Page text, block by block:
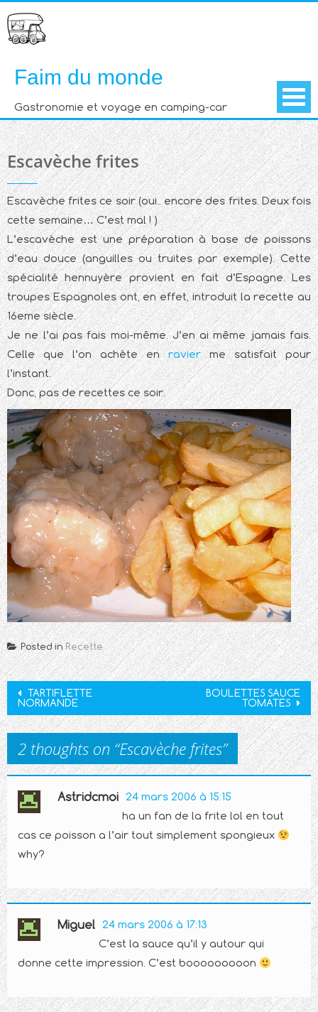
to
content
Faim du monde
Gastronomie et voyage en camping-car
Escavèche frites
Escavèche frites ce soir (oui.. encore des frites. Deux fois
cette semaine… C’est mal ! )
L’escavèche est une préparation à base de poissons
d’eau douce (anguilles ou truites par exemple). Cette
spécialité hennuyère provient en fait d’Espagne. Les
troupes Espagnoles ont, en effet, introduit la recette au
16eme siècle.
Je ne l’ai pas fais moi-même. J’en ai même jamais fais.
Celle que l’on achète enravierme satisfait pour
l’instant.
Donc, pas de recettes ce soir.
Posted inRecette
Post
navigation
TARTIFLETTE
NORMANDE
BOULETTES SAUCE
TOMATES
2 thoughts on “Escavèche frites”
Astridcmoi 24 mars 2006 à 15:15
ha un fan de la frite lol en tout
cas ce poisson a l’air tout simplement spongieux
why?
Miguel 24 mars 2006 à 17:13
C’est la sauce qu’il y autour qui
donne cette impression. C’est booooooooon